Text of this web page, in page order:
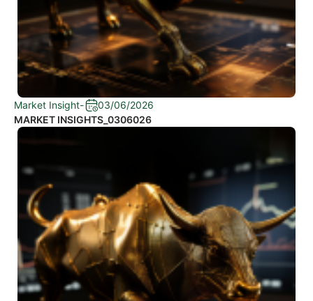
Market Insight-
03/06/2026
MARKET INSIGHTS_0306026